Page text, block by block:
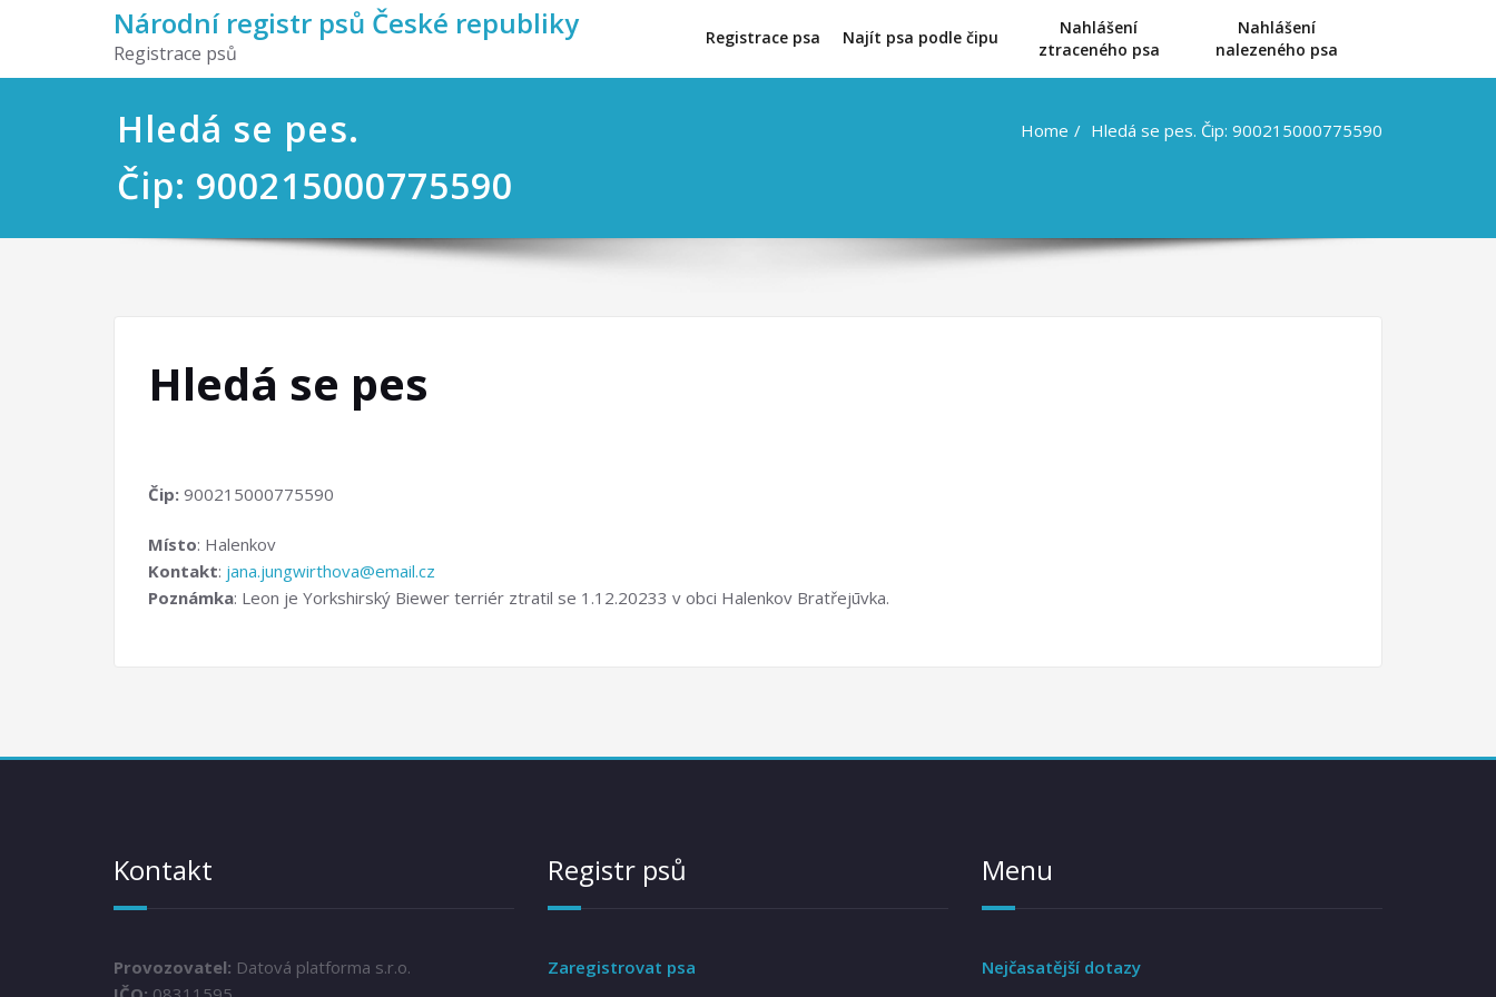
Národní registr psů České republiky
Registrace psů
Registrace psa Najít psa podle čipu
Nahlášení
ztraceného psa
Nahlášení
nalezeného psa
Hledá se pes.
Čip: 900215000775590
Home Hledá se pes. Čip: 900215000775590
Hledá se pes
Čip: 900215000775590
Místo: Halenkov
Kontakt: jana.jungwirthova@email.cz
Poznámka: Leon je Yorkshirský Biewer terriér ztratil se 1.12.20233 v obci Halenkov Bratřejūvka.
Kontakt
Provozovatel: Datová platforma s.r.o.
Registr psů
Zaregistrovat psa
Menu
Nejčasatější dotazy